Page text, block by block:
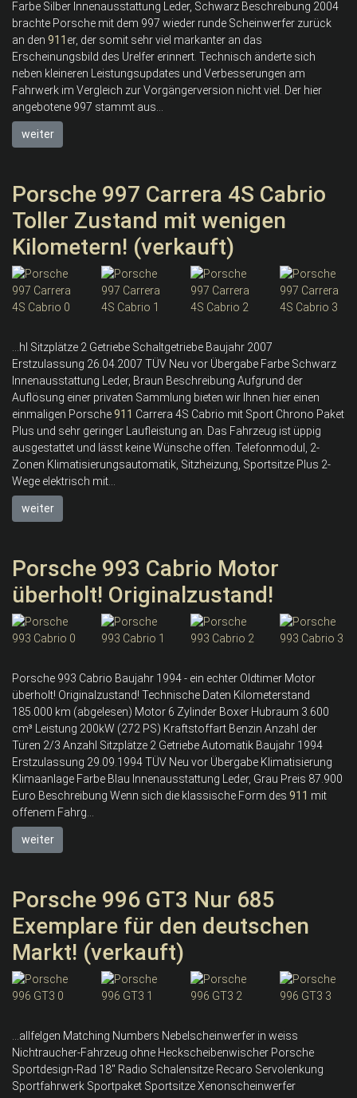
Farbe Silber Innenausstattung Leder, Schwarz Beschreibung 2004
brachte Porsche mit dem 997 wieder runde Scheinwerfer zurück
an den 911 er, der somit sehr viel markanter an das
Erscheinungsbild des Urelfer erinnert. Technisch änderte sich
neben kleineren Leistungsupdates und Verbesserungen am
Fahrwerk im Vergleich zur Vorgängerversion nicht viel. Der hier
angebotene 997 stammt aus...
weiter
Porsche 997 Carrera 4S Cabrio
Toller Zustand mit wenigen
Kilometern! (verkauft)
...hl Sitzplätze 2 Getriebe Schaltgetriebe Baujahr 2007
Erstzulassung 26.04.2007 TÜV Neu vor Übergabe Farbe Schwarz
Innenausstattung Leder, Braun Beschreibung Aufgrund der
Auflösung einer privaten Sammlung bieten wir Ihnen hier einen
einmaligen Porsche911 Carrera 4S Cabrio mit Sport Chrono Paket
Plus und sehr geringer Laufleistung an. Das Fahrzeug ist üppig
ausgestattet und lässt keine Wünsche offen. Telefonmodul, 2-
Zonen Klimatisierungsautomatik, Sitzheizung, Sportsitze Plus 2-
Wege elektrisch mit...
weiter
Porsche 993 Cabrio Motor
überholt! Originalzustand!
Porsche 993 Cabrio Baujahr 1994 - ein echter Oldtimer Motor
überholt! Originalzustand! Technische Daten Kilometerstand
185.000 km (abgelesen) Motor 6 Zylinder Boxer Hubraum 3.600
cm³ Leistung 200kW (272 PS) Kraftstoffart Benzin Anzahl der
Türen 2/3 Anzahl Sitzplätze 2 Getriebe Automatik Baujahr 1994
Erstzulassung 29.09.1994 TÜV Neu vor Übergabe Klimatisierung
Klimaanlage Farbe Blau Innenausstattung Leder, Grau Preis 87.900
Euro Beschreibung Wenn sich die klassische Form des 911 mit
offenem Fahrg...
weiter
Porsche 996 GT3 Nur 685
Exemplare für den deutschen
Markt! (verkauft)
...allfelgen Matching Numbers Nebelscheinwerfer in weiss
Nichtraucher-Fahrzeug ohne Heckscheibenwischer Porsche
Sportdesign-Rad 18" Radio Schalensitze Recaro Servolenkung
Sportfahrwerk Sportpaket Sportsitze Xenonscheinwerfer